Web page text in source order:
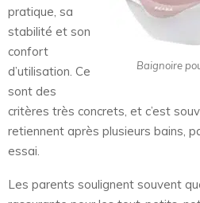
Baignoire
pratique, sa
stabilité et son
confort
d’utilisation. Ce
sont des
critères très concrets, et c’est
retiennent après plusieurs bains,
essai.
Les parents soulignent souvent